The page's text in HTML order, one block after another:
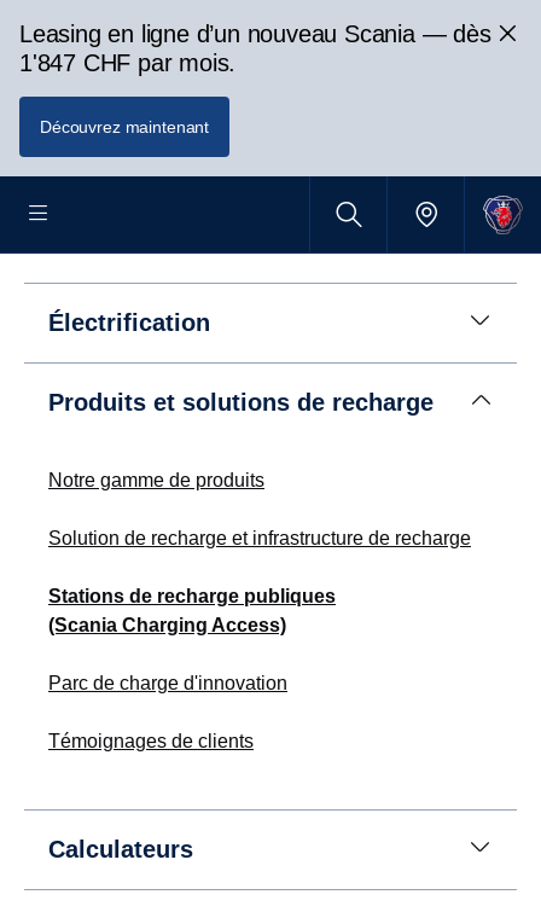
Leasing en ligne d’un nouveau Scania — dès
1'847 CHF par mois.
Découvrez maintenant
Électrification
Produits et solutions de recharge
Notre gamme de produits
Solution de recharge et infrastructure de recharge
Stations de recharge publiques
(Scania Charging Access)
Parc de charge d'innovation
Témoignages de clients
Calculateurs